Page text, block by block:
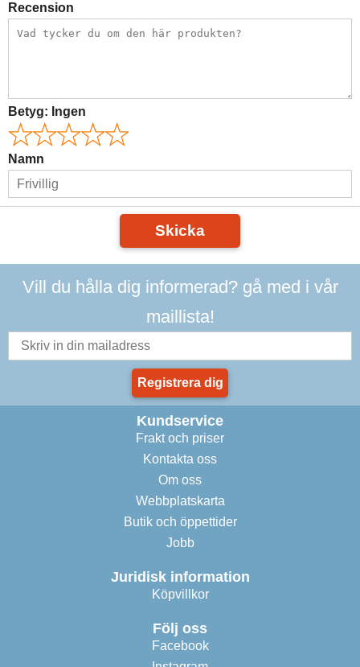
Recension
Betyg: Ingen
Namn
Skicka
Vill du hålla dig informerad? gå med i vår
maillista!
Registrera dig
Kundservice
Frakt och priser
Kontakta oss
Om oss
Webbplatskarta
Butik och öppettider
Jobb
Juridisk information
Köpvillkor
Följ oss
Facebook